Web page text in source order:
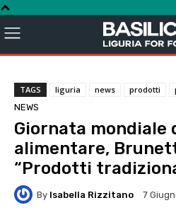
TAGS liguria news prodotti
NEWS
Giornata mondiale
alimentare,
“Prodotti
By Isabella Rizzitano 7